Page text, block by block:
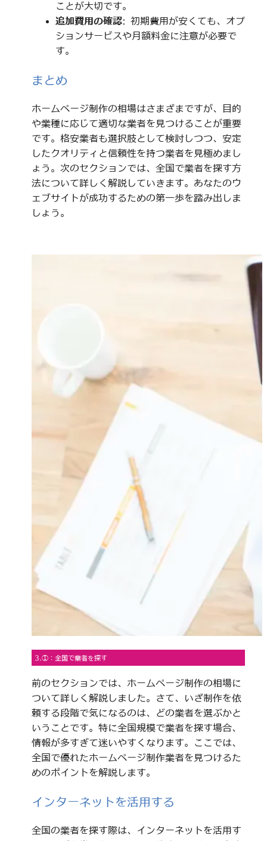
ことが大切です。
追加費用の確認: 初期費用が安くても、オプ
ションサービスや月額料金に注意が必要で
す。
まとめ
ホームページ制作の相場はさまざまですが、目的
や業種に応じて適切な業者を見つけることが重要
です。格安業者も選択肢として検討しつつ、安定
したクオリティと信頼性を持つ業者を見極めまし
ょう。次のセクションでは、全国で業者を探す方
法について詳しく解説していきます。あなたのウ
ェブサイトが成功するための第一歩を踏み出しま
しょう。
3.①：全国で業者を探す
前のセクションでは、ホームページ制作の相場に
ついて詳しく解説しました。さて、いざ制作を依
頼する段階で気になるのは、どの業者を選ぶかと
いうことです。特に全国規模で業者を探す場合、
情報が多すぎて迷いやすくなります。ここでは、
全国で優れたホームページ制作業者を見つけるた
めのポイントを解説します。
インターネットを活用する
全国の業者を探す際は、インターネットを活用す